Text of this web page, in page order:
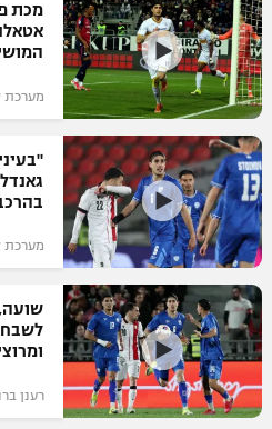
מכת
מערכת ספורט 1 |
מערכת ספורט 1 |
שועה,
רענן